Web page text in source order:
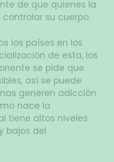
de que quienes la
su cuerpo.
los países en los
de esta, los
se pide que
así se puede
generen adicción
nace la
tiene altos niveles
bajos del